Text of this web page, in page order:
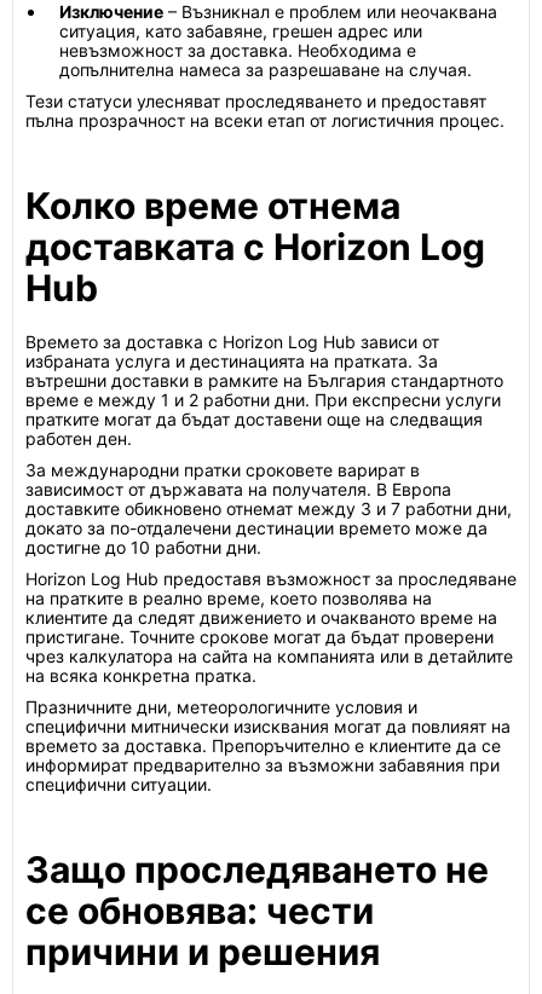
Изключение – Възникнал е проблем или неочаквана
ситуация, като забавяне, грешен адрес или
невъзможност за доставка. Необходима е
допълнителна намеса за разрешаване на случая.
Тези статуси улесняват проследяването и предоставят
пълна прозрачност на всеки етап от логистичния процес.
Колко време отнема
доставката с Horizon Log
Hub
Времето за доставка с Horizon Log Hub зависи от
избраната услуга и дестинацията на пратката. За
вътрешни доставки в рамките на България стандартното
време е между 1 и 2 работни дни. При експресни услуги
пратките могат да бъдат доставени още на следващия
работен ден.
За международни пратки сроковете варират в
зависимост от държавата на получателя. В Европа
доставките обикновено отнемат между 3 и 7 работни дни,
докато за по-отдалечени дестинации времето може да
достигне до 10 работни дни.
Horizon Log Hub предоставя възможност за проследяване
на пратките в реално време, което позволява на
клиентите да следят движението и очакваното време на
пристигане. Точните срокове могат да бъдат проверени
чрез калкулатора на сайта на компанията или в детайлите
на всяка конкретна пратка.
Празничните дни, метеорологичните условия и
специфични митнически изисквания могат да повлияят на
времето за доставка. Препоръчително е клиентите да се
информират предварително за възможни забавяния при
специфични ситуации.
Защо проследяването не
се обновява: чести
причини и решения